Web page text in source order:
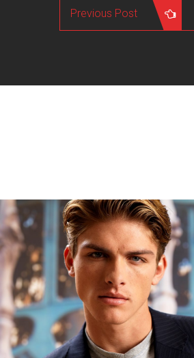
Previous Post